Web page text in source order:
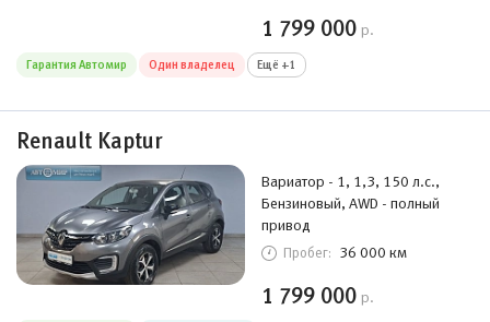
1 799 000 р.
Гарантия Автомир Один владелец Ещё +1
Renault Kaptur
Вариатор - 1, 1,3, 150 л.с.,
Бензиновый, AWD - полный
привод
Пробег: 36 000 км
1 799 000 р.